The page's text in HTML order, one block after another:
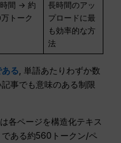
間 → 約
トーク
長時間のアッ
プロードに最
も効率的な方
法
る , 単語あたりわずか数
事でも意味のある制限
各ページを構造化テキス
である約560トークン/ペ